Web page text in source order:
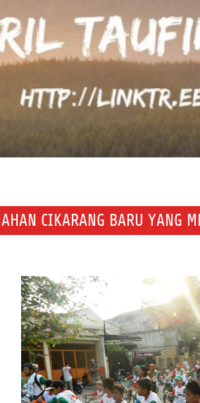
CIKARANG BARU YANG